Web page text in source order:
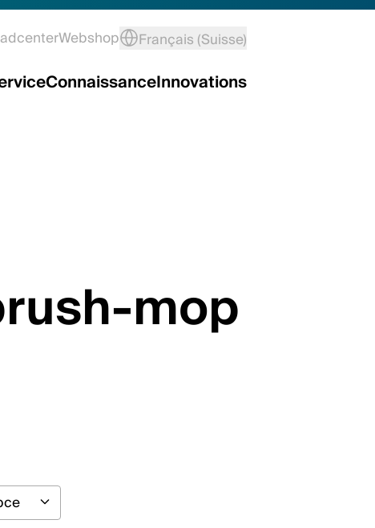
Webshop Français (Suisse)
ConnaissanceInnovations
mop